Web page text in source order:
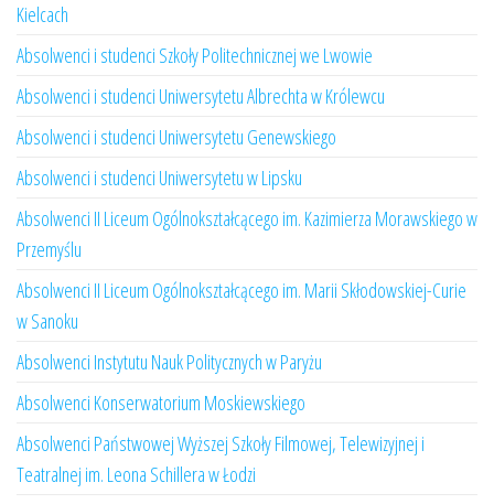
Kielcach
Absolwenci i studenci Szkoły Politechnicznej we Lwowie
Absolwenci i studenci Uniwersytetu Albrechta w Królewcu
Absolwenci i studenci Uniwersytetu Genewskiego
Absolwenci i studenci Uniwersytetu w Lipsku
Absolwenci II Liceum Ogólnokształcącego im. Kazimierza Morawskiego w
Przemyślu
Absolwenci II Liceum Ogólnokształcącego im. Marii Skłodowskiej-Curie
w Sanoku
Absolwenci Instytutu Nauk Politycznych w Paryżu
Absolwenci Konserwatorium Moskiewskiego
Absolwenci Państwowej Wyższej Szkoły Filmowej, Telewizyjnej i
Teatralnej im. Leona Schillera w Łodzi